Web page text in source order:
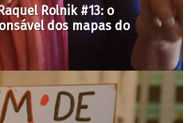
Rolnik #13: o
dos mapas do